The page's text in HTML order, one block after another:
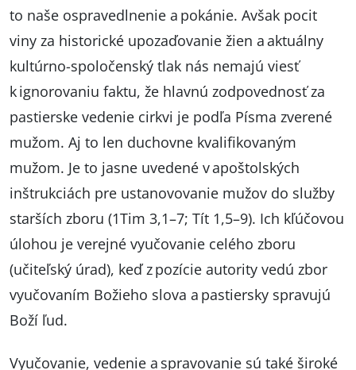
to naše ospravedlnenie a pokánie. Avšak pocit
viny za historické upozaďovanie žien a aktuálny
kultúrno-spoločenský tlak nás nemajú viesť
k ignorovaniu faktu, že hlavnú zodpovednosť za
pastierske vedenie cirkvi je podľa Písma zverené
mužom. Aj to len duchovne kvalifikovaným
mužom. Je to jasne uvedené v apoštolských
inštrukciách pre ustanovovanie mužov do služby
starších zboru (1Tim 3,1–7; Tít 1,5–9). Ich kľúčovou
úlohou je verejné vyučovanie celého zboru
(učiteľský úrad), keď z pozície autority vedú zbor
vyučovaním Božieho slova a pastiersky spravujú
Boží ľud.
Vyučovanie, vedenie a spravovanie sú také široké